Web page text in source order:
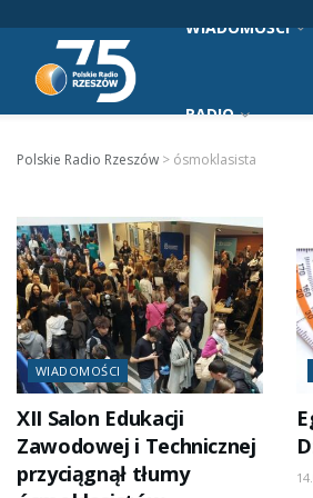
WIADOMOŚCI
RADIO
Polskie Radio Rzeszów > ósmoklasista
WIADOMOŚCI
XII Salon Edukacji
Zawodowej i Technicznej
przyciągnął tłumy